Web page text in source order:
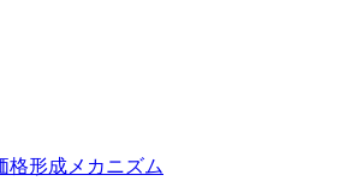
格形成メカニズム